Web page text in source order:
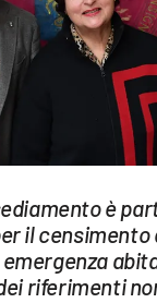
è
il censimento
riferimenti